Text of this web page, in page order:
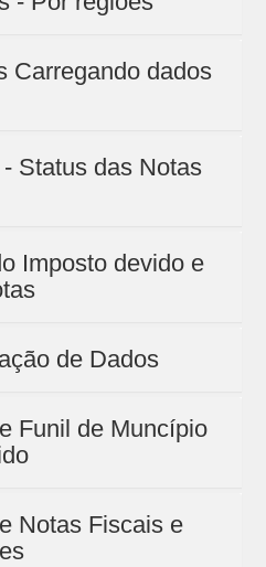
Carregando dados
Status das Notas
Imposto devido e
de Dados
Funil de Muncípio
Notas Fiscais e